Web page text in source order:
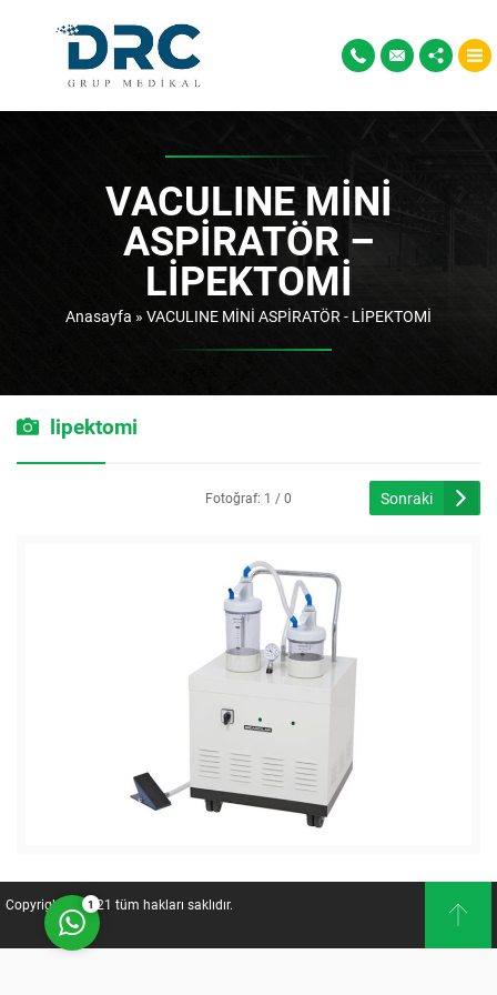
VACULINE MİNİ
ASPİRATÖR –
LİPEKTOMİ
Anasayfa » VACULINE MİNİ ASPİRATÖR - LİPEKTOMİ
lipektomi
Fotoğraf: 1 / 0 Sonraki
Copyright © 2021 tüm hakları saklıdır.
1